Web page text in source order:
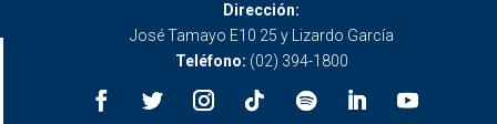
Dirección:
José Tamayo E10 25 y Lizardo García
Teléfono: (02) 394-1800